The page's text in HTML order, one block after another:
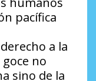
pacífica
a la
no
sino de la